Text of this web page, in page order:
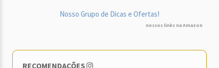
Nosso Grupo de Dicas e Ofertas!
nossos links na Amazon
RECOMENDAÇÕES